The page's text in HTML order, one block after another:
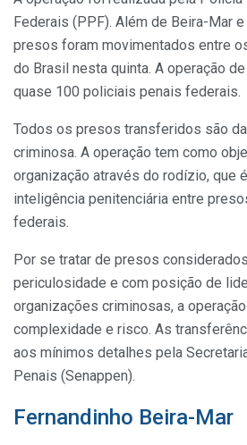
Federais (PPF). Além de Beira-Mar e
presos foram movimentados entre
do Brasil nesta quinta. A operação
quase 100 policiais penais federais.
Todos os presos transferidos são
criminosa. A operação tem como
organização através do rodízio, que
inteligência penitenciária entre
federais.
Por se tratar de presos
periculosidade e com posição de
organizações criminosas, a
complexidade e risco. As
aos mínimos detalhes pela
Penais (Senappen).
Fernandinho Beira-Mar